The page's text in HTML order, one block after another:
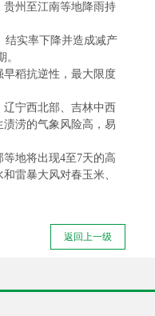
贵州至江南等地降雨持
结实率下降并造成减产
稻抗逆性，最大限度
宁西北部、吉林中西
涝的气象风险高，易
地将出现4至7天的高
雷暴大风对春玉米、
返回上一级